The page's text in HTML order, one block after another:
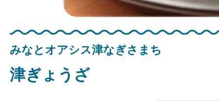
みなとオアシス津なぎさまち
津ぎょうざ